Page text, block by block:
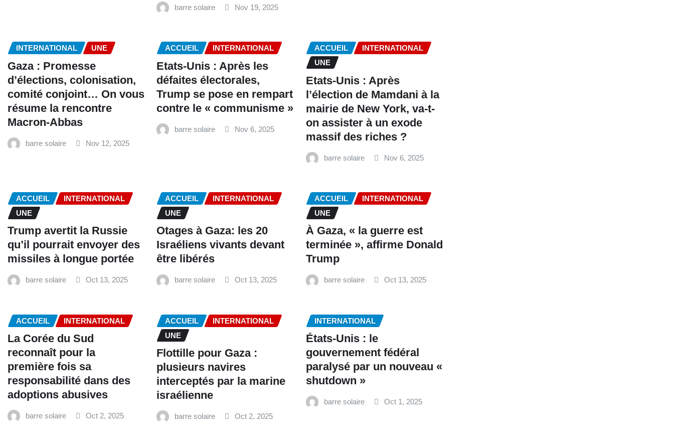
barre solaire Nov 19, 2025
INTERNATIONAL UNE
Gaza : Promesse
d’élections, colonisation,
comité conjoint… On vous
résume la rencontre
Macron-Abbas
barre solaire Nov 12, 2025
ACCUEIL INTERNATIONAL
Etats-Unis : Après les
défaites électorales,
Trump se pose en rempart
contre le « communisme »
barre solaire Nov 6, 2025
ACCUEIL
INTERNATIONAL
UNE
Etats-Unis : Après
l’élection de Mamdani à la
mairie de New York, va-t-
on assister à un exode
massif des riches ?
barre solaire Nov 6, 2025
ACCUEIL
INTERNATIONAL
UNE
Trump avertit la Russie
qu’il pourrait envoyer des
missiles à longue portée
barre solaire Oct 13, 2025
ACCUEIL
INTERNATIONAL
UNE
Otages à Gaza: les 20
Israéliens vivants devant
être libérés
barre solaire Oct 13, 2025
ACCUEIL
INTERNATIONAL
UNE
À Gaza, « la guerre est
terminée », affirme Donald
Trump
barre solaire Oct 13, 2025
ACCUEIL INTERNATIONAL
La Corée du Sud
reconnaît pour la
première fois sa
responsabilité dans des
adoptions abusives
barre solaire Oct 2, 2025
ACCUEIL
INTERNATIONAL
UNE
Flottille pour Gaza :
plusieurs navires
interceptés par la marine
israélienne
barre solaire Oct 2, 2025
INTERNATIONAL
États-Unis : le
gouvernement fédéral
paralysé par un nouveau «
shutdown »
barre solaire Oct 1, 2025